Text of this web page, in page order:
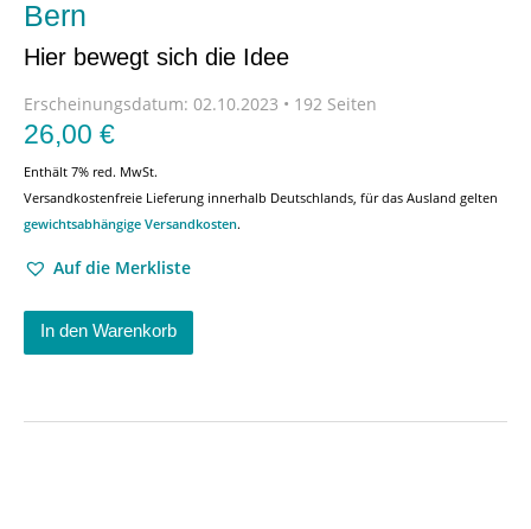
Bern
Hier bewegt sich die Idee
Erscheinungsdatum: 02.10.2023 • 192 Seiten
26,00 €
Enthält 7% red. MwSt.
Versandkostenfreie Lieferung innerhalb Deutschlands, für das Ausland gelten
gewichtsabhängige Versandkosten.
Auf die Merkliste
In den Warenkorb